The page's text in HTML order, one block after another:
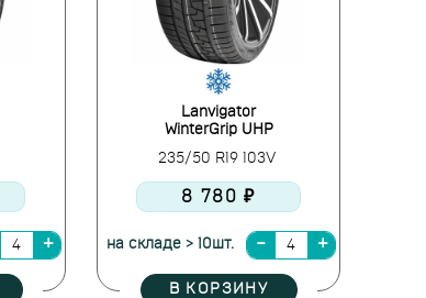
Lanvigator
WinterGrip UHP
235/50 R19 103V
8 780 ₽
на складе > 10шт.
В КОРЗИНУ